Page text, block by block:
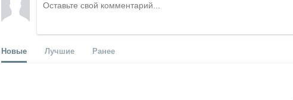
Новые Лучшие Ранее